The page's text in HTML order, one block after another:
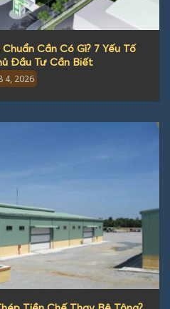
Cần Có Gì? 7 Yếu Tố
Đầu Tư Cần Biết
4, 2026